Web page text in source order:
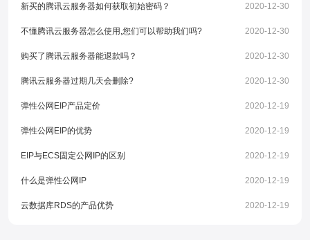
新买的腾讯云服务器如何获取初始密码？ 2020-12-30
不懂腾讯云服务器怎么使用,您们可以帮助我们吗? 2020-12-30
购买了腾讯云服务器能退款吗？ 2020-12-30
腾讯云服务器过期几天会删除? 2020-12-30
弹性公网EIP产品定价 2020-12-19
弹性公网EIP的优势 2020-12-19
EIP与ECS固定公网IP的区别 2020-12-19
什么是弹性公网IP 2020-12-19
云数据库RDS的产品优势 2020-12-19